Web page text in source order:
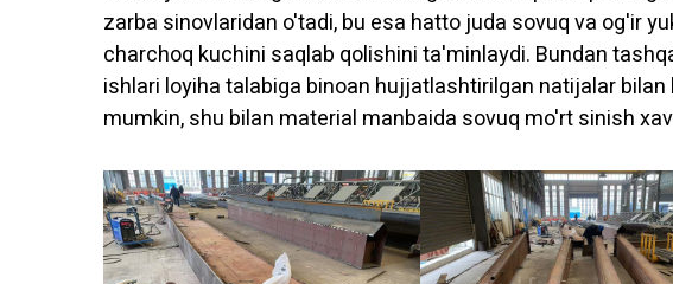
zarba sinovlaridan o'tadi, bu esa hatto juda sovuq va og'ir
charchoq kuchini saqlab qolishini ta'minlaydi. Bundan
ishlari loyiha talabiga binoan hujjatlashtirilgan natijalar
mumkin, shu bilan material manbaida sovuq mo'rt sinish